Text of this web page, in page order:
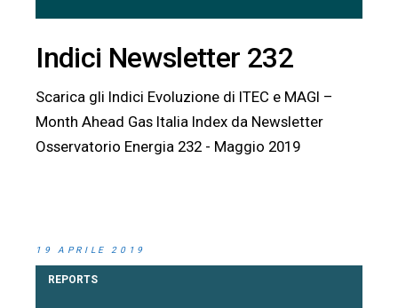
Indici Newsletter 232
Scarica gli Indici Evoluzione di ITEC e MAGI –
Month Ahead Gas Italia Index da Newsletter
Osservatorio Energia 232 - Maggio 2019
19 APRILE 2019
REPORTS